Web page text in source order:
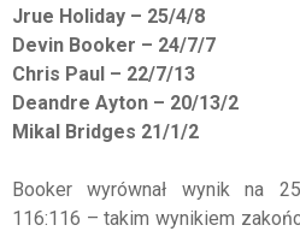
Jrue Holiday – 25/4/8
Devin Booker – 24/7/7
Chris Paul – 22/7/13
Deandre Ayton – 20/13/2
Mikal Bridges 21/1/2
Booker wyrównał wynik na
116:116 – takim wynikiem